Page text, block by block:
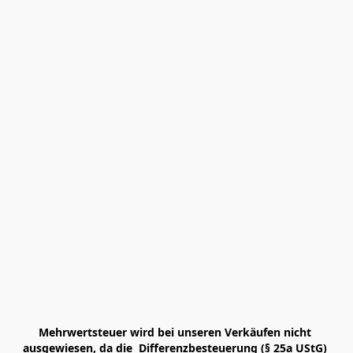
Mehrwertsteuer wird bei unseren Verkäufen nicht
ausgewiesen, da die  Differenzbesteuerung (§ 25a UStG)